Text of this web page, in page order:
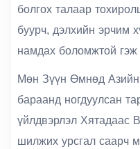
болгох талаар
буурч, дэлхийн эрчим
намдах боломжтой гэж
Мөн Зүүн Өмнөд
бараанд ногдуулсан
үйлдвэрлэл Хятадаас
шилжих урсгал саарч